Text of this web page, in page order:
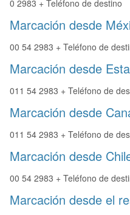
0 2983 + Teléfono de destino
Marcación desde
00 54 2983 + Teléfono de
Marcación desde
011 54 2983 + Teléfono de
Marcación desde
011 54 2983 + Teléfono de
Marcación desde
00 54 2983 + Teléfono de
Marcación desde el